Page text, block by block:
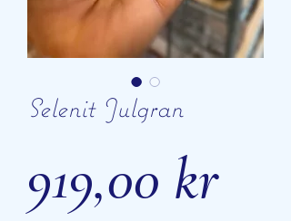
Selenit Julgran
919,00 krPris